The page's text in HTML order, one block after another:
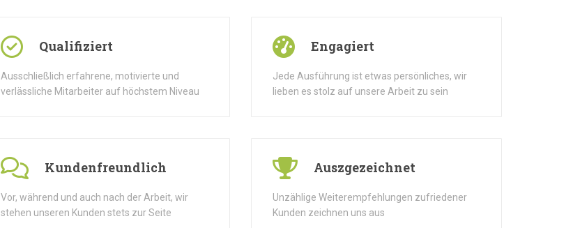
Qualifiziert
Ausschließlich erfahrene, motivierte und
verlässliche Mitarbeiter auf höchstem Niveau
Kundenfreundlich
Vor, während und auch nach der Arbeit, wir
stehen unseren Kunden stets zur Seite
Engagiert
Jede Ausführung ist etwas persönliches, wir
lieben es stolz auf unsere Arbeit zu sein
Auszgezeichnet
Unzählige Weiterempfehlungen zufriedener
Kunden zeichnen uns aus